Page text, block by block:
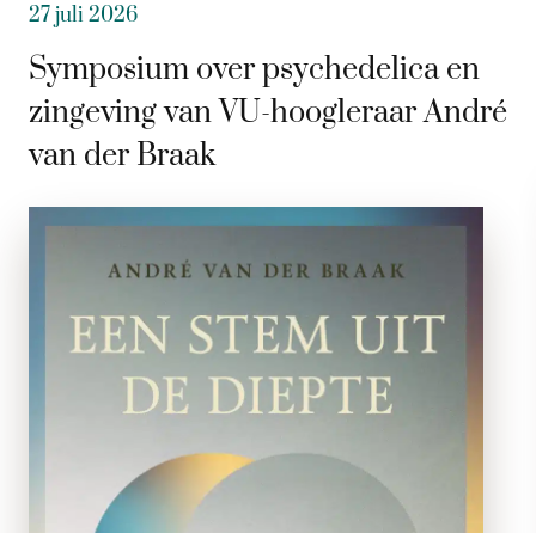
27 juli 2026
Symposium over psychedelica en
zingeving van VU-hoogleraar André
van der Braak